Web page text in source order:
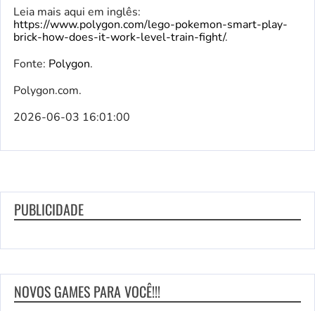
Leia mais aqui em inglês:
https://www.polygon.com/lego-pokemon-smart-play-
brick-how-does-it-work-level-train-fight/.
Fonte: Polygon.
Polygon.com.
2026-06-03 16:01:00
PUBLICIDADE
NOVOS GAMES PARA VOCÊ!!!